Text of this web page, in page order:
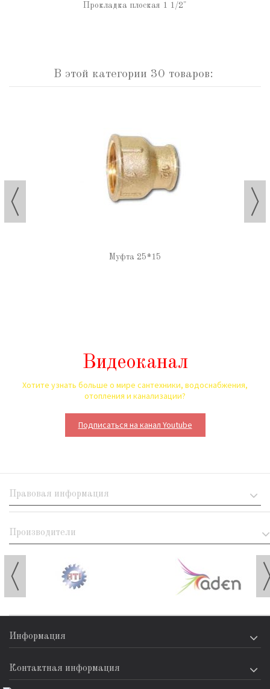
Прокладка плоская 1 1/2"
В этой категории 30 товаров:
Муфта 25*15
Видеоканал
Хотите узнать больше о мире сантехники, водоснабжения,
отопления и канализации?
Подписаться на канал Youtube
Правовая информация
Производители
Информация
Контактная информация